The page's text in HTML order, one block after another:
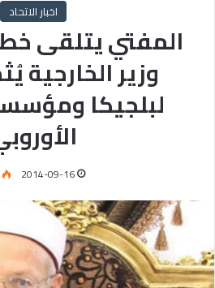
اخبار الاتحاد
المفتي يتلقى
وزير الخارجية
لبلجيكا
2014-09-16